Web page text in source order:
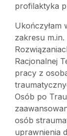
profilaktyka
Ukończyłam
zakresu
Racjonalnej
pracy z
Osób po
osób
uprawnienia